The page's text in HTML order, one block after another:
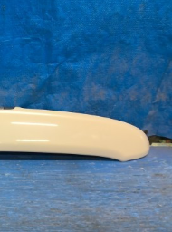
4